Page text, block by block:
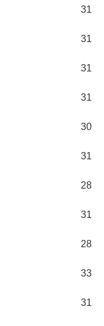
31
31
31
31
30
31
28
31
28
33
31